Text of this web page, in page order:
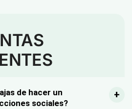
de hacer un
sociales?